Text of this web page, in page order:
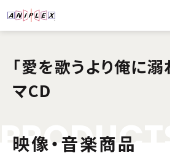
「愛を歌うより俺に溺
マCD
PRODUC
映像・音楽商品